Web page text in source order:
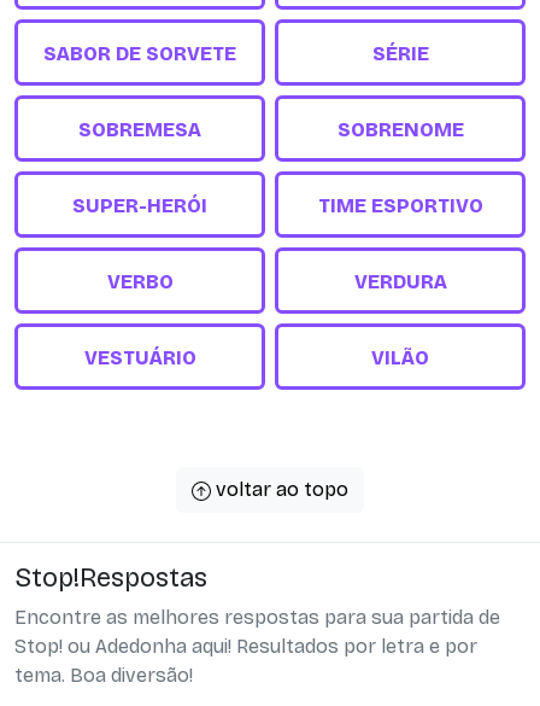
SABOR DE SORVETE SÉRIE
SOBREMESA SOBRENOME
SUPER-HERÓI TIME ESPORTIVO
VERBO VERDURA
VESTUÁRIO VILÃO
voltar ao topo
Stop!Respostas
Encontre as melhores respostas para sua partida de
Stop! ou Adedonha aqui! Resultados por letra e por
tema. Boa diversão!